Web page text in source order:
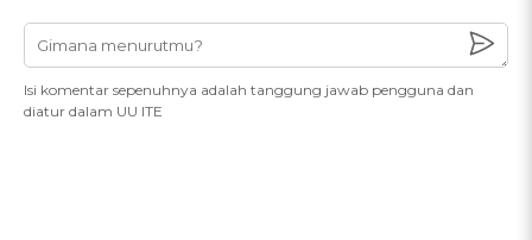
Isi komentar sepenuhnya adalah tanggung jawab pengguna dan
diatur dalam UU ITE